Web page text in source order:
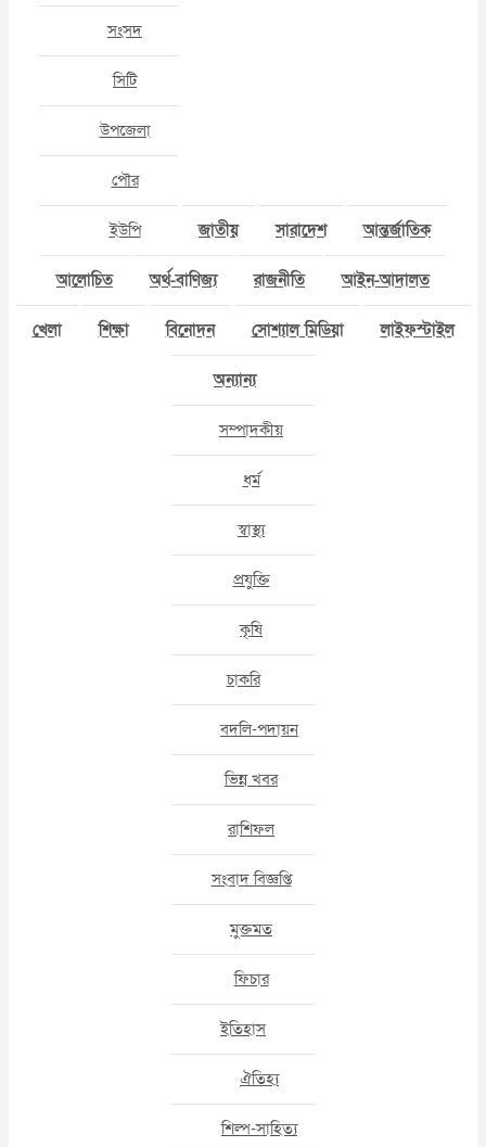
সংসদ
সিটি
উপজেলা
পৌর
ইউপি জাতীয় সারাদেশ আন্তর্জাতিক
আলোচিত অর্থ-বাণিজ্য রাজনীতি আইন-আদালত
খেলা শিক্ষা বিনোদন সোশ্যাল মিডিয়া লাইফস্টাইল
অন্যান্য
সম্পাদকীয়
ধর্ম
স্বাস্থ্য
প্রযুক্তি
কৃষি
চাকরি
বদলি-পদায়ন
ভিন্ন খবর
রাশিফল
সংবাদ বিজ্ঞপ্তি
মুক্তমত
ফিচার
ইতিহাস
ঐতিহ্য
শিল্প-সাহিত্য